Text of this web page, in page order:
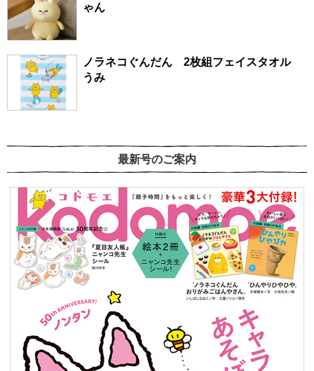
ゃん
ノラネコぐんだん 2枚組フェイスタオル
うみ
最新号のご案内